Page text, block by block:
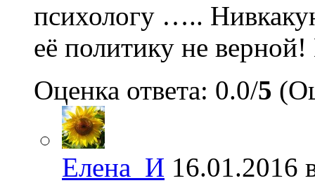
психологу …..
её политику не
Оценка ответа: 0.0/5
Елена_И 16.01.2016